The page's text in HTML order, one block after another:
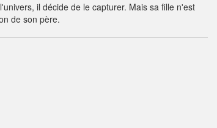
il décide de le capturer. Mais sa fille n'est
de son père.